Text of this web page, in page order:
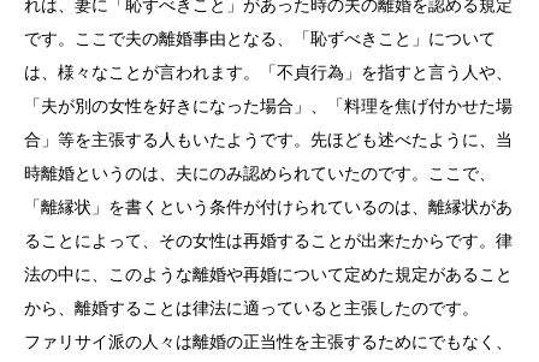
れは、妻に「恥ずべきこと」があった時の夫の離婚を認める規定
です。ここで夫の離婚事由となる、「恥ずべきこと」について
は、様々なことが言われます。「不貞行為」を指すと言う人や、
「夫が別の女性を好きになった場合」、「料理を焦げ付かせた場
合」等を主張する人もいたようです。先ほども述べたように、当
時離婚というのは、夫にのみ認められていたのです。ここで、
「離縁状」を書くという条件が付けられているのは、離縁状があ
ることによって、その女性は再婚することが出来たからです。律
法の中に、このような離婚や再婚について定めた規定があること
から、離婚することは律法に適っていると主張したのです。
ファリサイ派の人々は離婚の正当性を主張するためにでもなく、